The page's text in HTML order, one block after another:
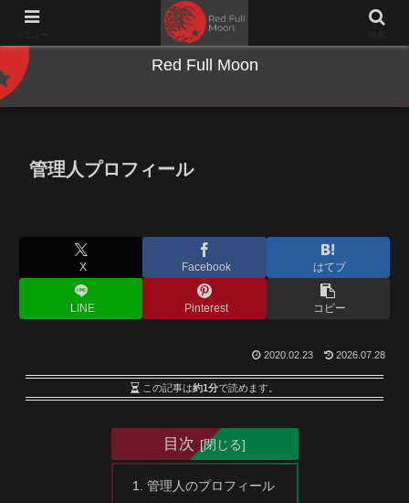
NWとキーボードのジャンク沼に沈む夜
Red Full Moon
管理人プロフィール
X Facebook はてブ
LINE Pinterest コピー
2020.02.23 2026.07.28
この記事は約1分で読めます。
目次
管理人のプロフィール